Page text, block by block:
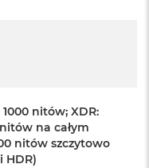
uruchomieniu
1000 nitów; XDR:
na całym
nitów szczytowo
HDR)